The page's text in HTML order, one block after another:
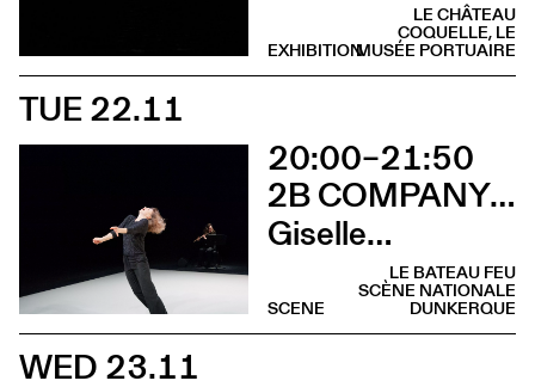
LE CHÂTEAU
COQUELLE, LE
MUSÉE PORTUAIRE
EXHIBITION
TUE 22.11
20:00–21:50
2B COMPANY - FRANÇOIS GREMAUD
Giselle…
LE BATEAU FEU
SCÈNE NATIONALE
DUNKERQUE
SCENE
WED 23.11